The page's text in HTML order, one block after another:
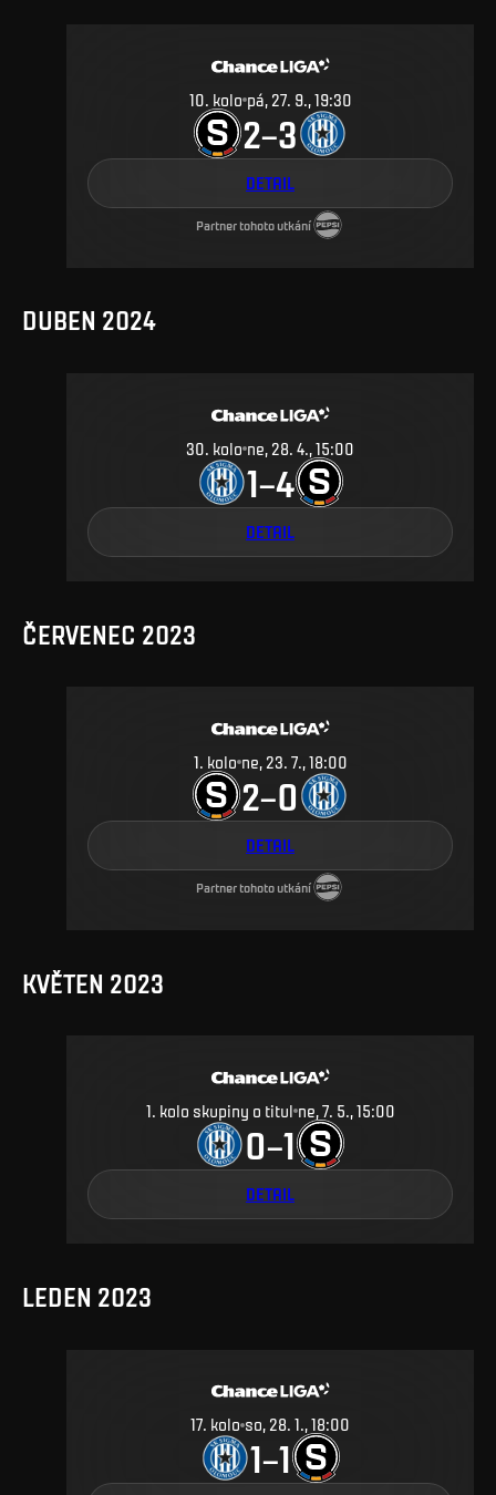
10. kolo pá, 27. 9., 19:30
2–3
DETAIL
Partner tohoto utkání
DUBEN 2024
30 kolo ne, 28. 4., 15:00
1–4
DETAIL
ČERVENEC 2023
1. kolo ne, 23. 7., 18:00
2–0
DETAIL
Partner tohoto utkání
KVĚTEN 2023
1. kolo skupiny o titul ne, 7. 5., 15:00
0–1
DETAIL
LEDEN 2023
17. kolo so, 28. 1., 18:00
1–1